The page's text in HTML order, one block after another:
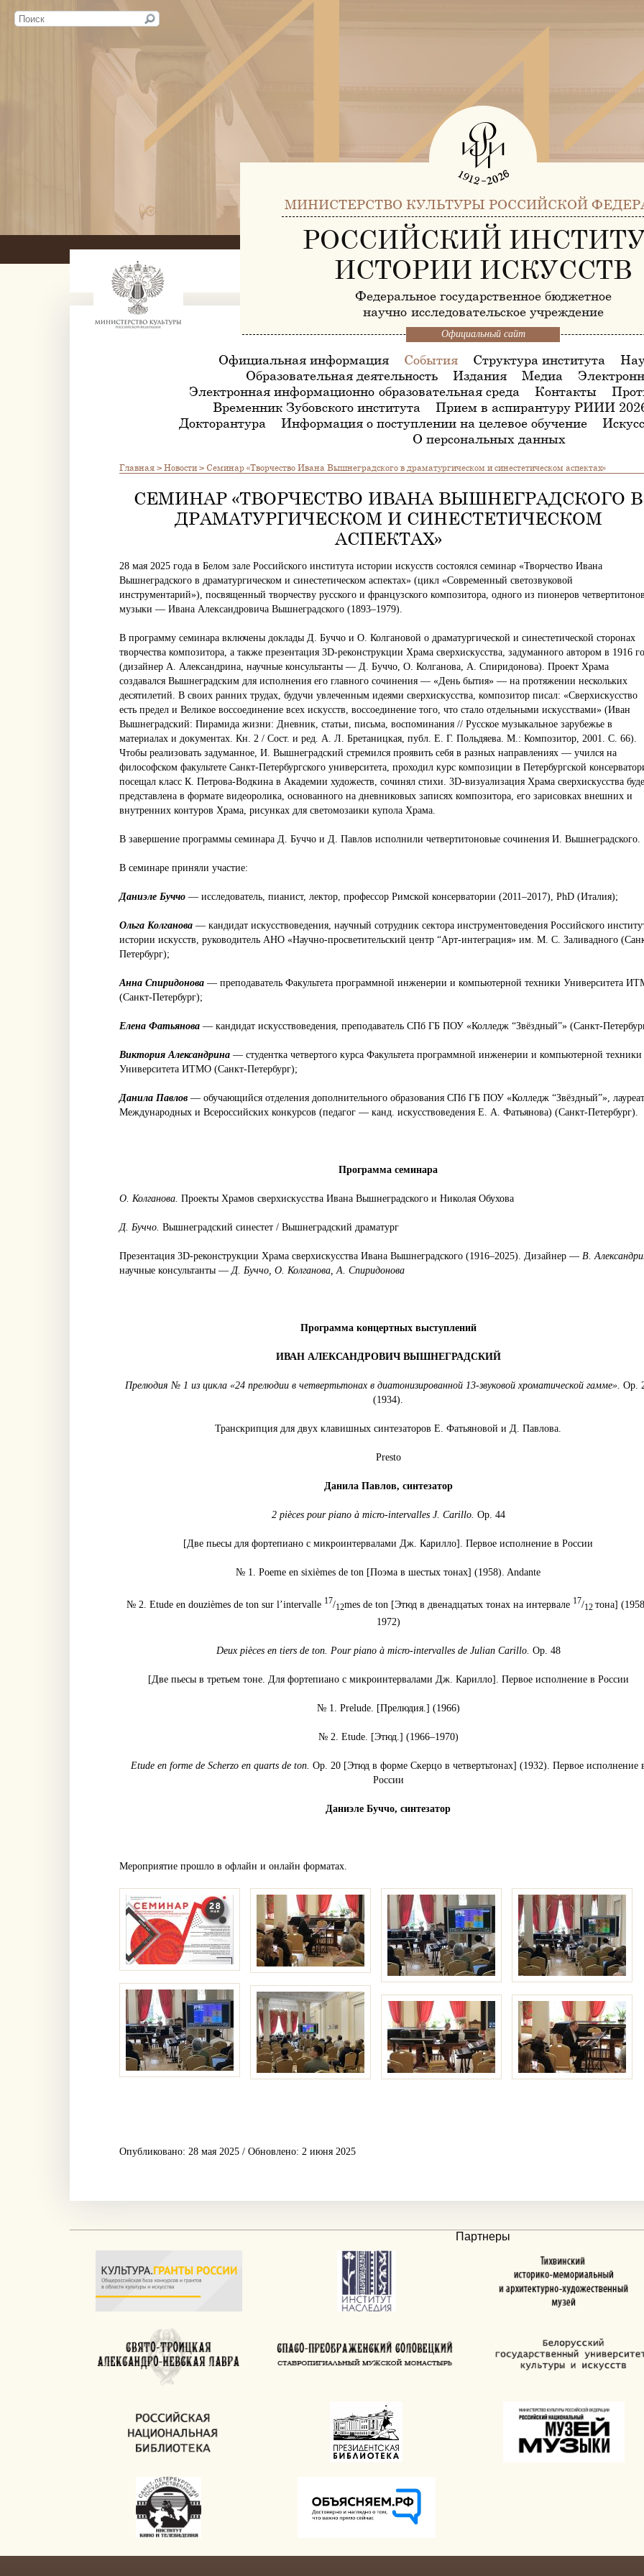
МИНИСТЕРСТВО КУЛЬТУРЫ РОССИЙСКОЙ
РОССИЙСКИЙ
ИСТОРИИ ИСКУССТВ
Федеральное государственное бюджетное
научно-исследовательское учреждение
Официальный сайт
Официальная информация События Структура института
Образовательная деятельность
Издания Медиа
Электронная информационно-образовательная среда
Контакты
Временник Зубовского института
Прием в аспирантуру РИИИ
Докторантура
Информация о поступлении на целевое обучение
О персональных данных
Главная>Новости>Семинар «Творчество Ивана Вышнеградского в драматургическом и синестетическом аспектах»
СЕМИНАР «ТВОРЧЕСТВО ИВАНА ВЫШНЕГРАДСКОГО В
ДРАМАТУРГИЧЕСКОМ И СИНЕСТЕТИЧЕСКОМ
АСПЕКТАХ»
28 мая 2025 года в Белом зале Российского института истории искусств состоялся семинар «Творчество Ивана
Вышнеградского в драматургическом и синестетическом аспектах» (цикл «Современный светозвуковой
инструментарий»), посвященный творчеству русского и французского композитора, одного из пионеров
музыки — Ивана Александровича Вышнеградского (1893–1979).
В программу семинара включены доклады Д. Буччо и О. Колгановой о драматургической и синестетической сторонах
творчества композитора, а также презентация 3D-реконструкции Храма сверхискусства, задуманного автором в 1916
(дизайнер А. Александрина, научные консультанты — Д. Буччо, О. Колганова, А. Спиридонова). Проект Храма
создавался Вышнеградским для исполнения его главного сочинения — «День бытия» — на протяжении нескольких
десятилетий. В своих ранних трудах, будучи увлеченным идеями сверхискусства, композитор писал: «Сверхискусство
есть предел и Великое воссоединение всех искусств, воссоединение того, что стало отдельными искусствами» (Иван
Вышнеградский: Пирамида жизни: Дневник, статьи, письма, воспоминания // Русское музыкальное зарубежье в
материалах и документах. Кн. 2 / Сост. и ред. А. Л. Бретаницкая, публ. Е. Г. Польдяева. М.: Композитор, 2001. С. 66).
Чтобы реализовать задуманное, И. Вышнеградский стремился проявить себя в разных направлениях — учился на
философском факультете Санкт-Петербургского университета, проходил курс композиции в Петербургской
посещал класс К. Петрова-Водкина в Академии художеств, сочинял стихи. 3D-визуализация Храма сверхискусства
представлена в формате видеоролика, основанного на дневниковых записях композитора, его зарисовках внешних и
внутренних контуров Храма, рисунках для светомозаики купола Храма.
В завершение программы семинара Д. Буччо и Д. Павлов исполнили четвертитоновые сочинения И. Вышнеградского.
В семинаре приняли участие:
Даниэле Буччо — исследователь, пианист, лектор, профессор Римской консерватории (2011–2017), PhD (Италия);
Ольга Колганова — кандидат искусствоведения, научный сотрудник сектора инструментоведения Российского
истории искусств, руководитель АНО «Научно-просветительский центр “Арт-интеграция» им. М. С. Заливадного
Петербург);
Анна Спиридонова — преподаватель Факультета программной инженерии и компьютерной техники Университета
(Санкт-Петербург);
Елена Фатьянова — кандидат искусствоведения, преподаватель СПб ГБ ПОУ «Колледж “Звёздный”» (Санкт-
Виктория Александрина — студентка четвертого курса Факультета программной инженерии и компьютерной техники
Университета ИТМО (Санкт-Петербург);
Данила Павлов — обучающийся отделения дополнительного образования СПб ГБ ПОУ «Колледж “Звёздный”», лауреат
Международных и Всероссийских конкурсов (педагог — канд. искусствоведения Е. А. Фатьянова) (Санкт-Петербург).
Программа семинара
О. Колганова. Проекты Храмов сверхискусства Ивана Вышнеградского и Николая Обухова
Д. Буччо. Вышнеградский синестет / Вышнеградский драматург
Презентация 3D-реконструкции Храма сверхискусства Ивана Вышнеградского (1916–2025). Дизайнер — В.
научные консультанты —Д. Буччо, О. Колганова, А. Спиридонова
Программа концертных выступлений
ИВАН АЛЕКСАНДРОВИЧ ВЫШНЕГРАДСКИЙ
Прелюдия № 1 из цикла «24 прелюдии в четвертьтонах в диатонизированной 13-звуковой хроматической гамме». Op.
(1934).
Транскрипция для двух клавишных синтезаторов Е. Фатьяновой и Д. Павлова.
Presto
ДанилаПавлов, синтезатор
2 pièces pour piano à micro-intervalles J. Carillo. Op. 44
[Две пьесы для фортепиано с микроинтервалами Дж. Карилло]. Первое исполнение в России
№ 1. Poeme en sixièmes de ton [Поэма в шестых тонах] (1958). Andante
№ 2. Etude en douzièmes de ton sur l’intervalle 17/12mes de ton [Этюд в двенадцатых тонах на интервале 17/12 тона]
1972)
Deux pièces en tiers de ton. Pour piano à micro-intervalles de Julian Carillo. Оp. 48
[Две пьесы в третьем тоне. Для фортепиано с микроинтервалами Дж. Карилло]. Первое исполнение в России
№ 1. Prelude. [Прелюдия.] (1966)
№ 2. Etude. [Этюд.] (1966–1970)
Etude en forme de Scherzo en quarts de ton. Op. 20 [Этюд в форме Скерцо в четвертьтонах] (1932). Первое исполнение
России
Даниэле Буччо, синтезатор
Мероприятие прошло в офлайн и онлайн форматах.
Опубликовано: 28 мая 2025 / Обновлено: 2 июня 2025
Партнеры